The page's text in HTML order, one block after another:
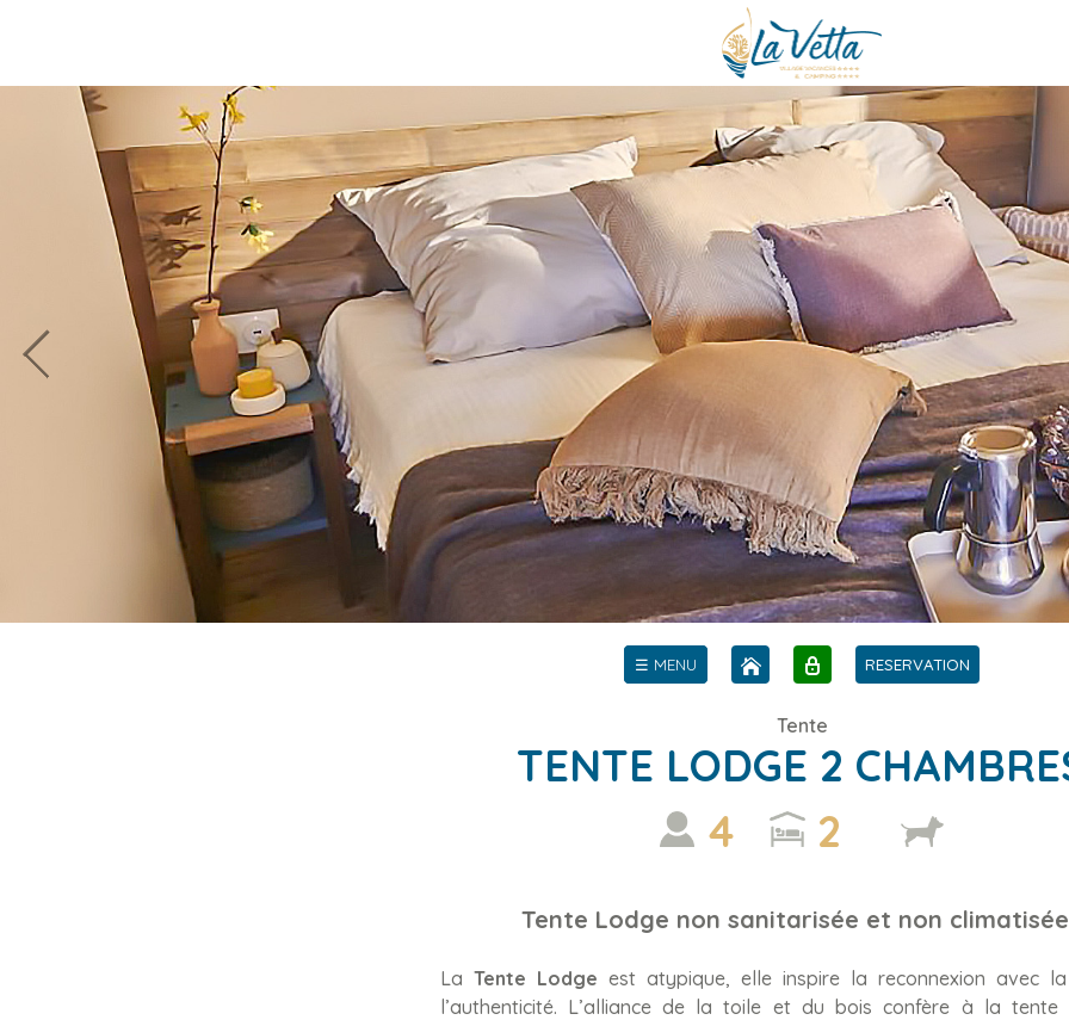
☰ MENU RESERVATION
Tente
TENTE LODGE 2
4
2
Tente Lodge non sanitarisée et non
La Tente Lodge est atypique, elle inspire la reconnexion avec
l’authenticité. L’alliance de la toile et du bois confère à la tente